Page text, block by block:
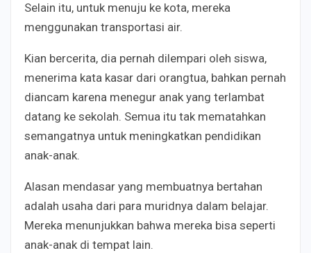
Selain itu, untuk menuju ke kota, mereka
menggunakan transportasi air.
Kian bercerita, dia pernah dilempari oleh siswa,
menerima kata kasar dari orangtua, bahkan pernah
diancam karena menegur anak yang terlambat
datang ke sekolah. Semua itu tak mematahkan
semangatnya untuk meningkatkan pendidikan
anak-anak.
Alasan mendasar yang membuatnya bertahan
adalah usaha dari para muridnya dalam belajar.
Mereka menunjukkan bahwa mereka bisa seperti
anak-anak di tempat lain.